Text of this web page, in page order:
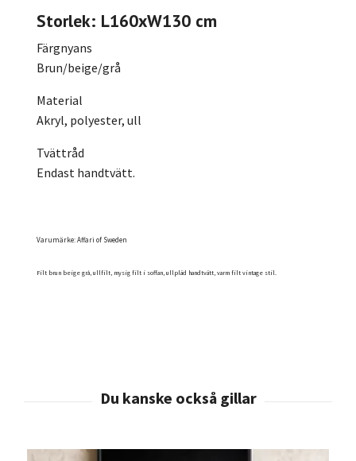
Storlek: L160xW130 cm
Färgnyans
Brun/beige/grå
Material
Akryl, polyester, ull
Tvättråd
Endast handtvätt.
Varumärke: Affari of Sweden
Filt brun beige grå, ullfilt, mysig filt i soffan, ullpläd handtvätt, varm filt vintage stil.